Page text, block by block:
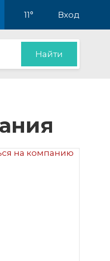
11° Вход
Найти
на компанию